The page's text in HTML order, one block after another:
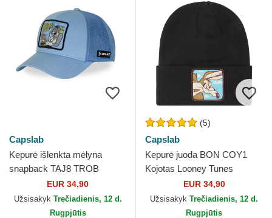
Capslab
Kepurė išlenkta mėlyna
snapback TAJ8 TROB
Tomas ir Džeris Looney
Tunes Capslab
EUR 34,90
Užsisakyk Trečiadienis, 12 d.
Rugpjūtis
(5)
Capslab
Kepurė juoda BON COY1
Kojotas Looney Tunes
EUR 34,90
Užsisakyk Trečiadienis, 12 d.
Rugpjūtis